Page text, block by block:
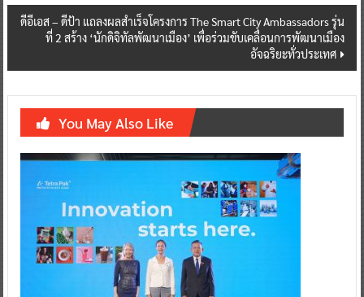
ดีอีเอส – ดีป้า แถลงผลสำเร็จโครงการ The Smart City Ambassadors รุ่น
ที่ 2 สร้าง ‘นักดิจิทัลพัฒนาเมือง’ เพื่อร่วมขับเคลื่อนการพัฒนาเมือง
อัจฉริยะทั่วประเทศ
You May Also Like